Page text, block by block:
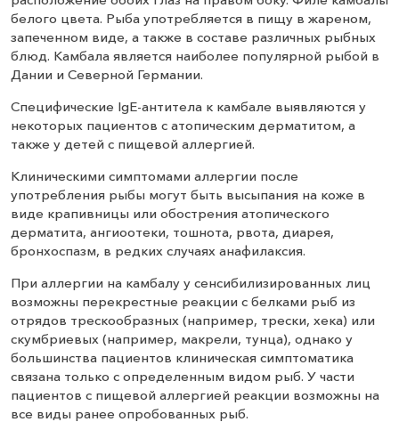
белого цвета. Рыба употребляется в пищу в жареном,
запеченном виде, а также в составе различных рыбных
блюд. Камбала является наиболее популярной рыбой в
Дании и Северной Германии.
Специфические IgE-антитела к камбале выявляются у
некоторых пациентов с атопическим дерматитом, а
также у детей с пищевой аллергией.
Клиническими симптомами аллергии после
употребления рыбы могут быть высыпания на коже в
виде крапивницы или обострения атопического
дерматита, ангиоотеки, тошнота, рвота, диарея,
бронхоспазм, в редких случаях анафилаксия.
При аллергии на камбалу у сенсибилизированных лиц
возможны перекрестные реакции с белками рыб из
отрядов трескообразных (например, трески, хека) или
скумбриевых (например, макрели, тунца), однако у
большинства пациентов клиническая симптоматика
связана только с определенным видом рыб. У части
пациентов с пищевой аллергией реакции возможны на
все виды ранее опробованных рыб.